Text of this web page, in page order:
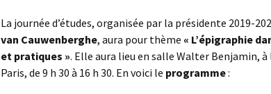
La journée d’études, organisée par la présidente 2019-
van Cauwenberghe, aura pour thème « L’épigraphie
et pratiques ». Elle aura lieu en salle Walter Benjamin, à
Paris, de 9 h 30 à 16 h 30. En voici le programme: